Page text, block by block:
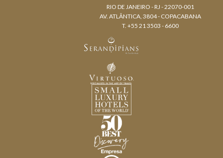
RIO DE JANEIRO - RJ - 22070-001
AV. ATLÂNTICA, 3804 - COPACABANA
T. +55 21 3503 - 6600